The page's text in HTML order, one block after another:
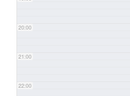
20:00
21:00
22:00